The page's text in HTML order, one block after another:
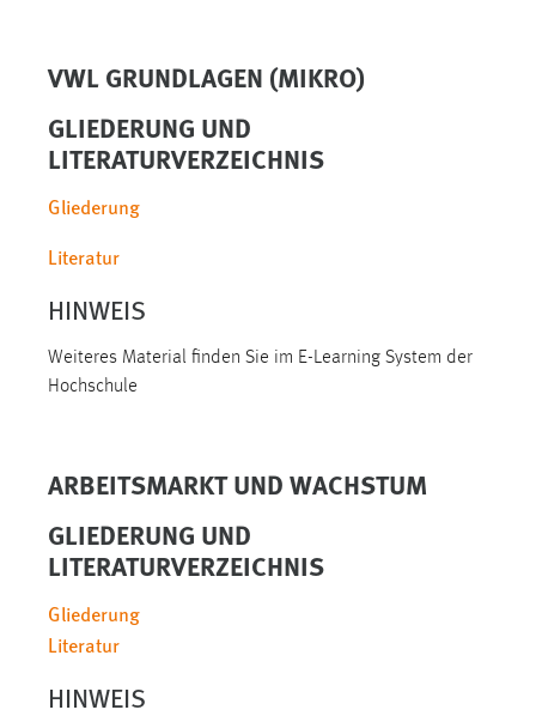
VWL GRUNDLAGEN (MIKRO)
GLIEDERUNG UND
LITERATURVERZEICHNIS
Gliederung
Literatur
HINWEIS
Weiteres Material finden Sie im E-Learning System der
Hochschule
ARBEITSMARKT UND WACHSTUM
GLIEDERUNG UND
LITERATURVERZEICHNIS
Gliederung
Literatur
HINWEIS
30 Tage
Chat
Name:
MibewSessionID, MIBEW_UserID, mibew_locale, mibew-
Wird benötigt um die Chatfunktion nutzen zu können.
Cookie Laufzeit:
MibewSessionID, mibew-chat-frame-style-
Name:
Zweck:
Dieser Cookie ist notwendig um sich an der Website